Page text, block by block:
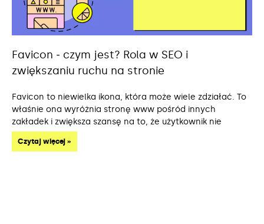
Favicon ‒ czym jest? Rola w SEO i
zwiększaniu ruchu na stronie
Favicon to niewielka ikona, która może wiele zdziałać. To
właśnie ona wyróżnia stronę www pośród innych
zakładek i zwiększa szansę na to, że użytkownik nie
Czytaj więcej »